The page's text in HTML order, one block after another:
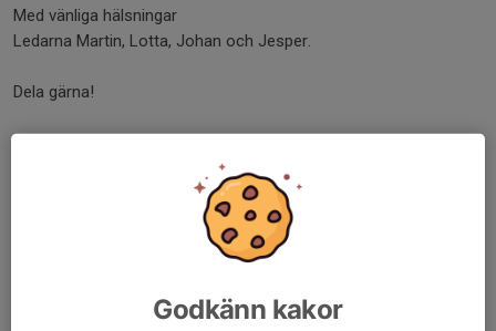
Med vänliga hälsningar
Ledarna Martin, Lotta, Johan och Jesper.
Dela gärna!
Godkänn kakor